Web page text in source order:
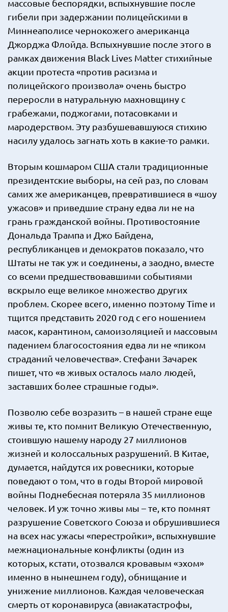
массовые беспорядки, вспыхнувшие после
гибели при задержании полицейскими в
Миннеаполисе чернокожего американца
Джорджа Флойда. Вспыхнувшие после этого в
рамках движения Black Lives Matter стихийные
акции протеста «против расизма и
полицейского произвола» очень быстро
переросли в натуральную махновщину с
грабежами, поджогами, потасовками и
мародерством. Эту разбушевавшуюся стихию
насилу удалось загнать хоть в какие-то рамки.
Вторым кошмаром США стали традиционные
президентские выборы, на сей раз, по словам
самих же американцев, превратившиеся в «шоу
ужасов» и приведшие страну едва ли не на
грань гражданской войны. Противостояние
Дональда Трампа и Джо Байдена,
республиканцев и демократов показало, что
Штаты не так уж и соединены, а заодно, вместе
со всеми предшествовавшими событиями
вскрыло еще великое множество других
проблем. Скорее всего, именно поэтому Time и
тщится представить 2020 год с его ношением
масок, карантином, самоизоляцией и массовым
падением благосостояния едва ли не «пиком
страданий человечества». Стефани Зачарек
пишет, что «в живых осталось мало людей,
заставших более страшные годы».
Позволю себе возразить – в нашей стране еще
живы те, кто помнит Великую Отечественную,
стоившую нашему народу 27 миллионов
жизней и колоссальных разрушений. В Китае,
думается, найдутся их ровесники, которые
поведают о том, что в годы Второй мировой
войны Поднебесная потеряла 35 миллионов
человек. И уж точно живы мы – те, кто помнят
разрушение Советского Союза и обрушившиеся
на всех нас ужасы «перестройки», вспыхнувшие
межнациональные конфликты (один из
которых, кстати, отозвался кровавым «эхом»
именно в нынешнем году), обнищание и
унижение миллионов. Каждая человеческая
смерть от коронавируса (авиакатастрофы,